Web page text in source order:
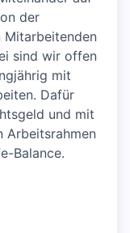
der
Mitarbeitenden
sind wir offen
mit
Dafür
und mit
Arbeitsrahmen
Balance.